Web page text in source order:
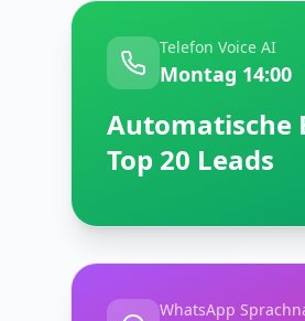
Telefon Voice AI
Montag 14:00
Automatische
Top 20 Leads
WhatsApp